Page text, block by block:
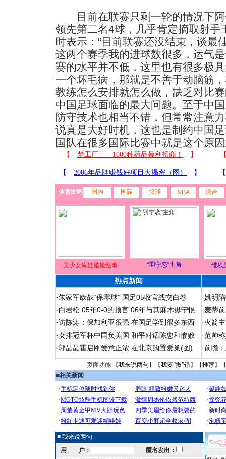
目前在联赛只剩一轮的情况下阿
领先第二名4球，几乎肯定摘取射手
时表示：“目前联赛还没结束，谈最
这两个赛季我的进球数很多，运气
赛的水平并不低，这里也有很多极
一个坏毛病，那就是不善于动脑筋
教练怎么安排就怎么做，缺乏对比
中国足球面临的最大问题。至于中
防守技术也相当不错，但常常注意
说真是大好时机，这也是制约中国
国队在很多国际比赛中就是这个原
体育图吧 国内 国际 篮球 NBA 综合
美少女库娃尴尬性事 “羽宁恋”主角 维埃
热点新闻
·朱家军欧战“保零球” 国足05收官战交白卷
·白岩松:05年0-0的预言 06年与其麻木毋宁恨
·访陈涛：保加利亚很强 在国足学到很多东西
·女排冠军杯中国负美国 和平对话陈忠和惨败
·郭晶晶霍启刚爱意正浓 在北京购置爱巢(图)
·姚明
·麦蒂
·火箭
·范帅
·前瞻
页面功能 【我来说两句 】【我要“揪”错】【推荐】
■相关新闻
■ 我来说两句
用 户：
匿名发出：